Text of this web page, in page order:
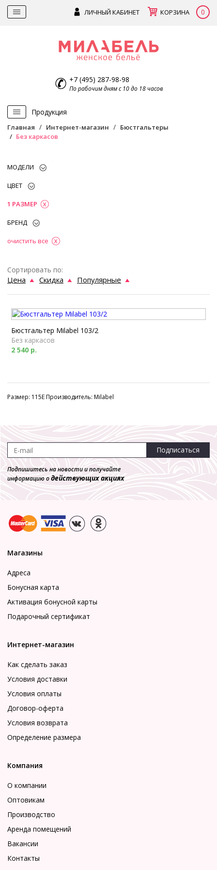
ЛИЧНЫЙ КАБИНЕТ КОРЗИНА 0
+7 (495) 287-98-98
По рабочим дням с 10 до 18 часов
Продукция
Главная Интернет-магазин
Бюстгальтеры
Без каркасов
МОДЕЛИ
ЦВЕТ
1 РАЗМЕР
БРЕНД
очистить все
Сортировать по:
Цена Скидка Популярные
Бюстгальтер Milabel 103/2
Без каркасов
2 540 р.
Размер: 115E Производитель: Milabel
Подписаться
Подпишитесь на новости и получайте
информацию одействующих акциях
Магазины
Адреса
Бонусная карта
Активация бонусной карты
Подарочный сертификат
Интернет-магазин
Как сделать заказ
Условия доставки
Условия оплаты
Договор-оферта
Условия возврата
Определение размера
Компания
О компании
Оптовикам
Производство
Аренда помещений
Вакансии
Контакты